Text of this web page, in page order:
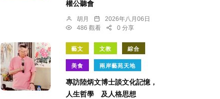
權公聽會
胡月
2026年八月06日
486 觀看
0 分享
藝文 文教 綜合
美食 兩岸藝苑天地
專訪陸炳文博士談文化記憶，
人生哲學 及人格思想